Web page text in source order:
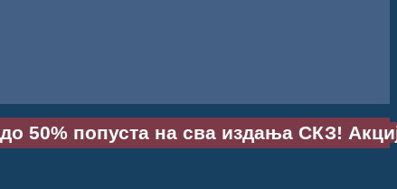
50% попуста на сва издања СКЗ!